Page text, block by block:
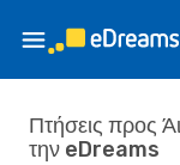
Πτήσεις προς
την eDreams